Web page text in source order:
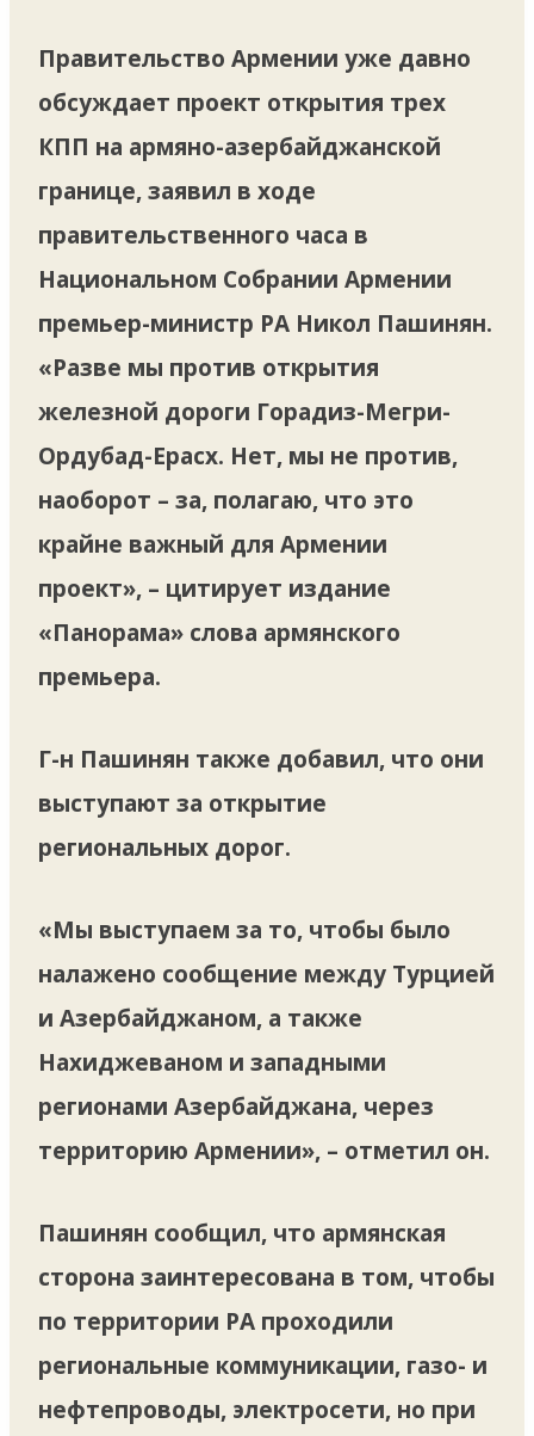
Правительство Армении уже давно
обсуждает проект открытия трех
КПП на армяно-азербайджанской
границе, заявил в ходе
правительственного часа в
Национальном Собрании Армении
премьер-министр РА Никол Пашинян.
«Разве мы против открытия
железной дороги Горадиз-Мегри-
Ордубад-Ерасх. Нет, мы не против,
наоборот – за, полагаю, что это
крайне важный для Армении
проект», – цитирует издание
«Панорама» слова армянского
премьера.
Г-н Пашинян также добавил, что они
выступают за открытие
региональных дорог.
«Мы выступаем за то, чтобы было
налажено сообщение между Турцией
и Азербайджаном, а также
Нахиджеваном и западными
регионами Азербайджана, через
территорию Армении», – отметил он.
Пашинян сообщил, что армянская
сторона заинтересована в том, чтобы
по территории РА проходили
региональные коммуникации, газо- и
нефтепроводы, электросети, но при